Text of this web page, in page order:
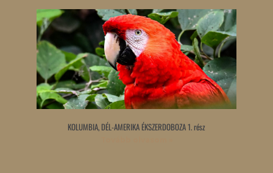
KOLUMBIA, DÉL-AMERIKA ÉKSZERDOBOZA 1. rész